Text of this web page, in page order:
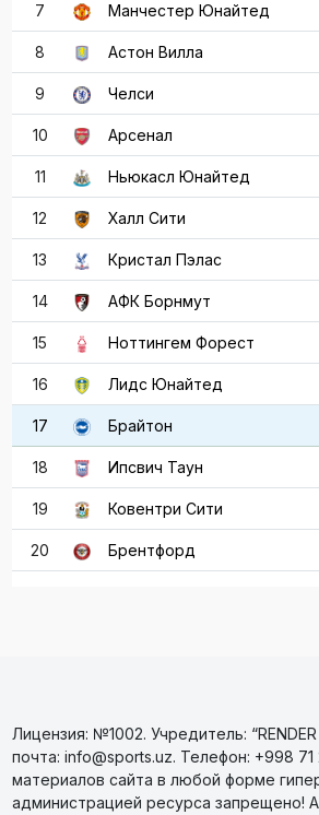
7 Манчестер Юнайтед
8 Астон Вилла
9 Челси
10 Арсенал
11 Ньюкасл Юнайтед
12 Халл Сити
13 Кристал Пэлас
14 АФК Борнмут
15 Ноттингем Форест
16 Лидс Юнайтед
17 Брайтон
18 Ипсвич Таун
19 Ковентри Сити
20 Брентфорд
Лицензия: №1002. Учредитель:
почта: info@sports.uz. Телефон: +998
материалов сайта в любой форме
администрацией ресурса запрещено!